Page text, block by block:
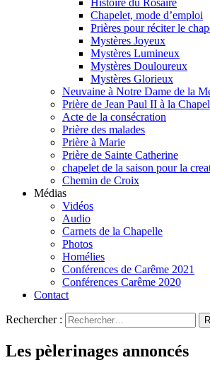
Chapelet, mode d’emploi
Prières pour réciter le
Mystères Joyeux
Mystères Lumineux
Mystères Douloureux
Mystères Glorieux
Neuvaine à Notre Dame de la
Prière de Jean Paul II à la
Acte de la consécration
Prière des malades
Prière à Marie
Prière de Sainte Catherine
chapelet de la saison pour la
Chemin de Croix
Médias
Vidéos
Audio
Carnets de la Chapelle
Photos
Homélies
Conférences de Carême 2021
Conférences Carême 2020
Contact
Rechercher :
Les pèlerinages annoncés